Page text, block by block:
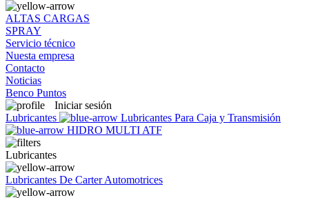
ALTAS CARGAS
SPRAY
Servicio técnico
Nuesta empresa
Contacto
Noticias
Benco Puntos
Iniciar sesión
Lubricantes
Lubricantes Para Caja y Transmisión
HIDRO MULTI ATF
Lubricantes
Lubricantes De Carter Automotrices